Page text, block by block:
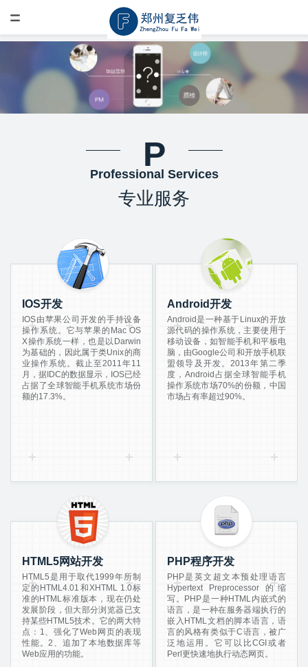
P
Professional Services
专业服务
IOS开发
IOS由苹果公司开发的手持设备
操作系统。它与苹果的Mac OS
X操作系统一样，也是以Darwin
为基础的，因此属于类Unix的商
业操作系统。截止至2011年11
月，据IDC的数据显示，IOS已经
占据了全球智能手机系统市场份
额的17.3%。
Android开发
Android是一种基于Linux的开放
源代码的操作系统，主要使用于
移动设备，如智能手机和平板电
脑，由Google公司和开放手机联
盟领导及开发。2013年第二季
度，Android占据全球智能手机
操作系统市场70%的份额，中国
市场占有率超过90%。
HTML5网站开发
HTML5是用于取代1999年所制
定的HTML4.01和XHTML 1.0标
准的HTML标准版本，现在仍处
发展阶段，但大部分浏览器已支
持某些HTML5技术。它的两大特
点：1、强化了Web网页的表现
性能。2、追加了本地数据库等
Web应用的功能。
PHP程序开发
PHP是英文超文本预处理语言
Hypertext Preprocessor 的缩
写。PHP是一种HTML内嵌式的
语言，是一种在服务器端执行的
嵌入HTML文档的脚本语言，语
言的风格有类似于C语言，被广
泛地运用。它可以比CGI或者
Perl更快速地执行动态网页。